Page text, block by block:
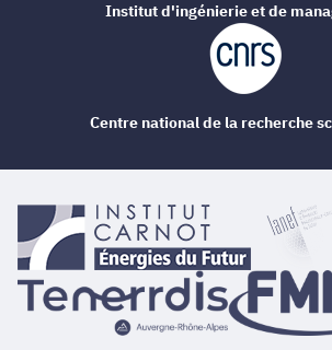
Institut d'ingénierie et de
Centre national de la recherche